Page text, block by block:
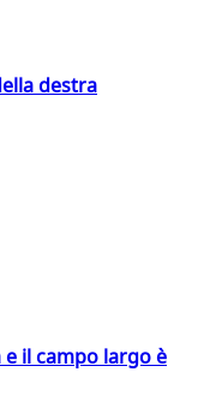
destra
il campo largo è